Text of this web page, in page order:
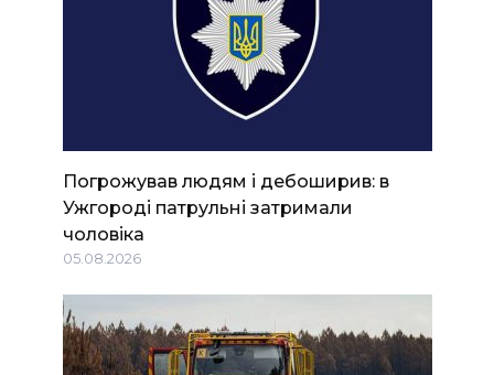
Погрожував людям і дебоширив: в
Ужгороді патрульні затримали
чоловіка
05.08.2026